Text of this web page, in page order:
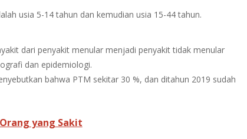
usia 5-14 tahun dan kemudian usia 15-44 tahun.
dari penyakit menular menjadi penyakit tidak menular
dan epidemiologi.
bahwa PTM sekitar 30 %, dan ditahun 2019 sudah
yang Sakit